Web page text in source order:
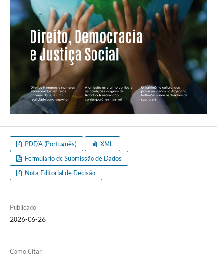
PDF/A (Português)
XML
Formulário de Submissão de Dados
Nota Editorial de Decisão
Publicado
2026-06-26
Como Citar